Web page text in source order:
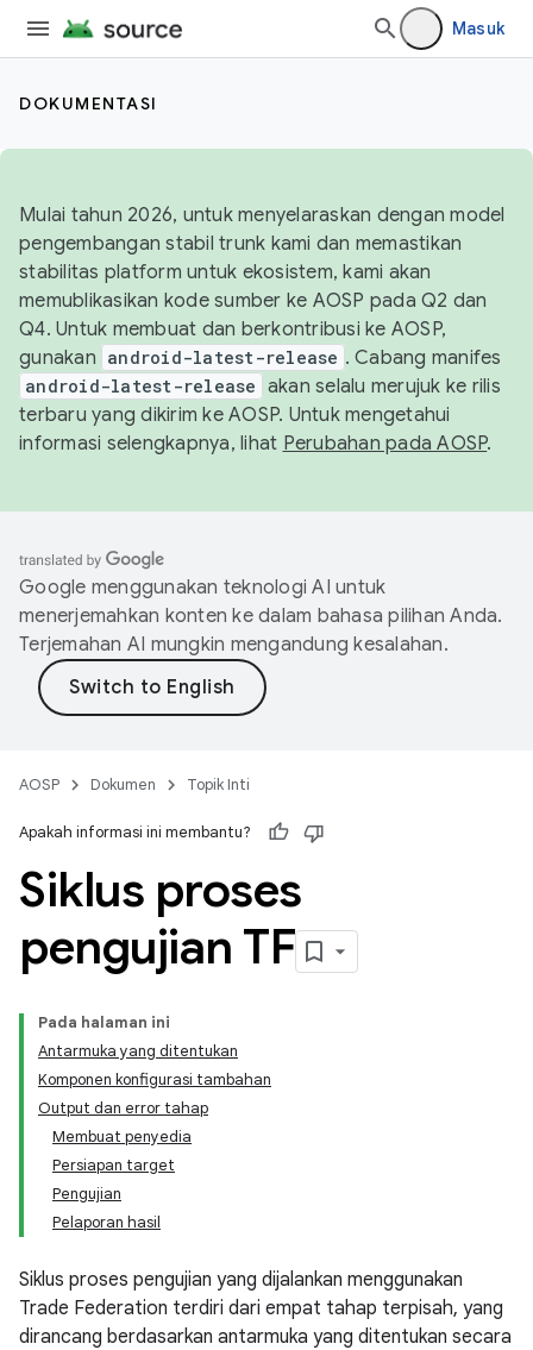
Masuk
DOKUMENTASI
Mulai tahun 2026, untuk menyelaraskan dengan model
pengembangan stabil trunk kami dan memastikan
stabilitas platform untuk ekosistem, kami akan
memublikasikan kode sumber ke AOSP pada Q2 dan
Q4. Untuk membuat dan berkontribusi ke AOSP,
gunakan android-latest-release . Cabang manifes
android-latest-release akan selalu merujuk ke rilis
terbaru yang dikirim ke AOSP. Untuk mengetahui
informasi selengkapnya, lihat Perubahan pada AOSP.
Google menggunakan teknologi AI untuk
menerjemahkan konten ke dalam bahasa pilihan Anda.
Terjemahan AI mungkin mengandung kesalahan.
AOSP Dokumen Topik Inti
Apakah informasi ini membantu?
Siklus proses
pengujian TF
Pada halaman ini
Antarmuka yang ditentukan
Komponen konfigurasi tambahan
Output dan error tahap
Membuat penyedia
Persiapan target
Pengujian
Pelaporan hasil
Siklus proses pengujian yang dijalankan menggunakan
Trade Federation terdiri dari empat tahap terpisah, yang
dirancang berdasarkan antarmuka yang ditentukan secara